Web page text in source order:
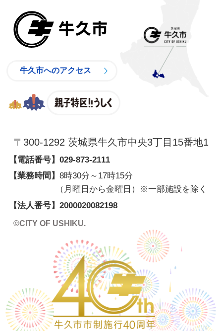
牛久市へのアクセス
〒300-1292 茨城県牛久市中央3丁目15番地1
【電話番号】 029-873-2111
【業務時間】 8時30分～17時15分
（月曜日から金曜日）※一部施設を除く
【法人番号】2000020082198
©CITY OF USHIKU.